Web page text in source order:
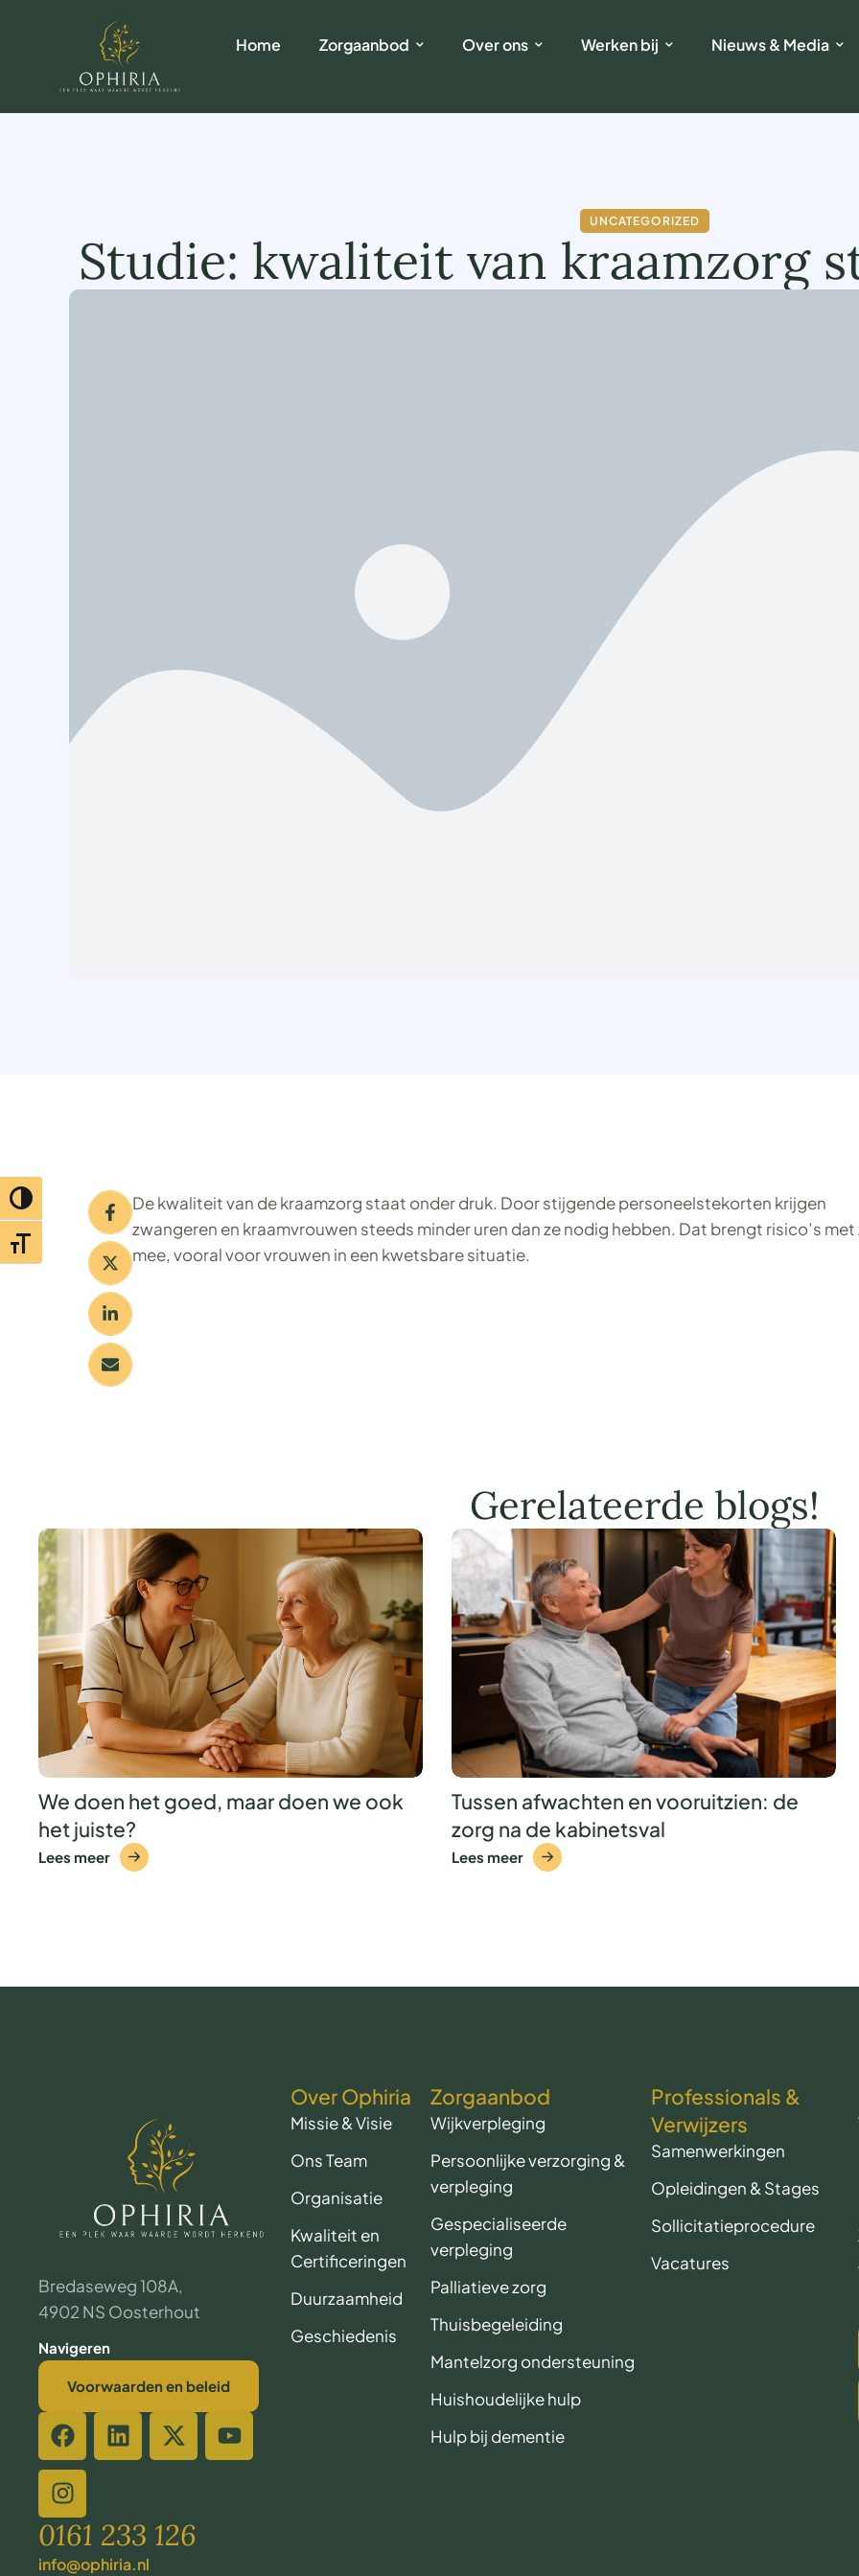
Toggle hoog contrast
Toggle lettertypegrootte
Home Zorgaanbod Over ons Werken bij Nieuws & Media
UNCATEGORIZED
Studie: kwaliteit van kraamzorg
De kwaliteit van de kraamzorg staat onder druk. Door stijgende personeelstekorten krijgen
zwangeren en kraamvrouwen steeds minder uren dan ze nodig hebben. Dat brengt risico’s met
mee, vooral voor vrouwen in een kwetsbare situatie.
Gerelateerde blogs!
We doen het goed, maar doen we ook
het juiste?
Lees meer
Tussen afwachten en vooruitzien: de
zorg na de kabinetsval
Lees meer
Bredaseweg 108A,
4902 NS Oosterhout
Navigeren
Voorwaarden en beleid
0161 233 126
info@ophiria.nl
Over Ophiria
Missie & Visie
Ons Team
Organisatie
Kwaliteit en
Certificeringen
Duurzaamheid
Geschiedenis
Zorgaanbod
Wijkverpleging
Persoonlijke verzorging &
verpleging
Gespecialiseerde
verpleging
Palliatieve zorg
Thuisbegeleiding
Mantelzorg ondersteuning
Huishoudelijke hulp
Hulp bij dementie
Professionals &
Verwijzers
Samenwerkingen
Opleidingen & Stages
Sollicitatieprocedure
Vacatures